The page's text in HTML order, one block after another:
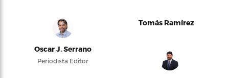
Oscar J. Serrano
Periodista Editor
Tomás Ramírez